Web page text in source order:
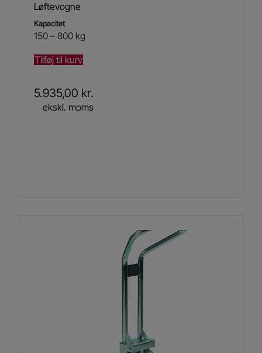
Løftevogne
Kapacitet
150 – 800 kg
Tilføj til kurv
5.935,00 kr.
ekskl. moms